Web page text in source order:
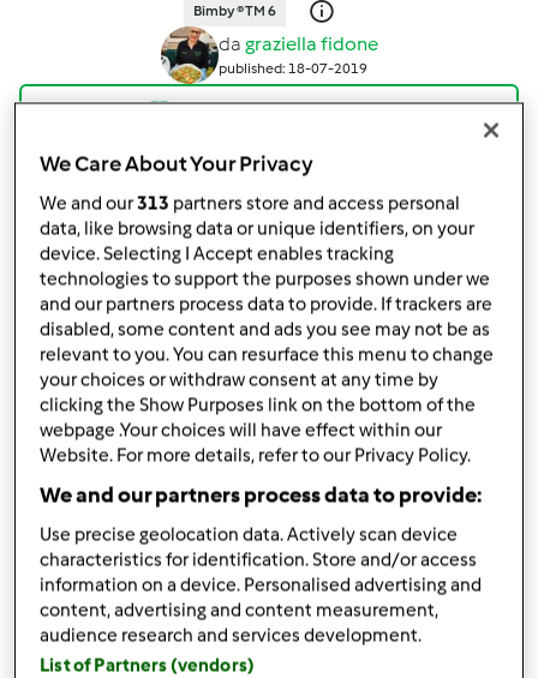
Bimby ® TM 6
da graziella fidone
published: 18-07-2019
Aggiungi alle mie raccolte
condividi la ricetta
Crea variante
Ingredienti
Bon Bon ricotta e cocco
Ingredienti :
300grammidi ricotta fresca
200grammicocco disidratato grattugiato
60 Grgrammizucchero di canna
3cucchiaidi Marsala secco
1pizzico di cannella in polvere
150grammi
cioccolato fondente
We Care About Your Privacy
We and our313 partners store and access personal
data, like browsing data or unique identifiers, on your
device. Selecting I Accept enables tracking
technologies to support the purposes shown under we
and our partners process data to provide. If trackers are
disabled, some content and ads you see may not be as
relevant to you. You can resurface this menu to change
your choices or withdraw consent at any time by
clicking the Show Purposes link on the bottom of the
webpage .Your choices will have effect within our
Website. For more details, refer to our Privacy Policy.
We and our partners process data to provide:
Use precise geolocation data. Actively scan device
characteristics for identification. Store and/or access
information on a device. Personalised advertising and
content, advertising and content measurement,
audience research and services development.
List of Partners (vendors)